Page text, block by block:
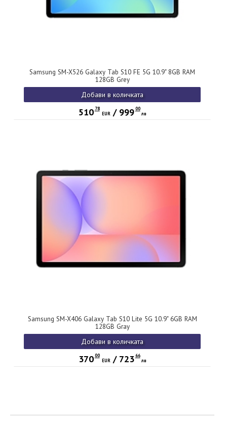
Samsung SM-X526 Galaxy Tab S10 FE 5G 10.9" 8GB RAM
128GB Grey
Добави в количката
510 78
EUR/ 999 00
лв
Samsung SM-X406 Galaxy Tab S10 Lite 5G 10.9" 6GB RAM
128GB Gray
Добави в количката
370 00
EUR/ 723 66
лв